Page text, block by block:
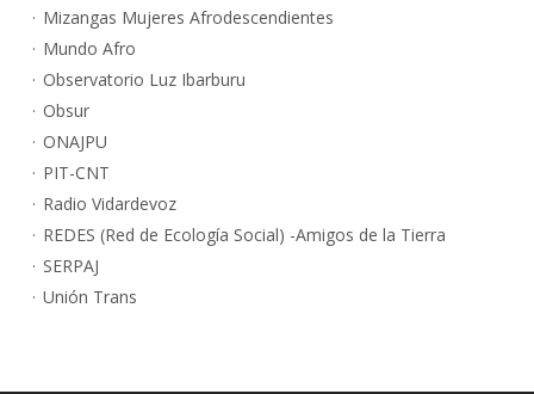
Mizangas Mujeres Afrodescendientes
Mundo Afro
Observatorio Luz Ibarburu
Obsur
ONAJPU
PIT-CNT
Radio Vidardevoz
REDES (Red de Ecología Social) -Amigos de la Tierra
SERPAJ
Unión Trans